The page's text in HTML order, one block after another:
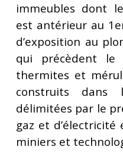
immeubles dont
est antérieur au
d’exposition au
qui précèdent le
thermites et
construits dans
délimitées par le
gaz et
miniers et